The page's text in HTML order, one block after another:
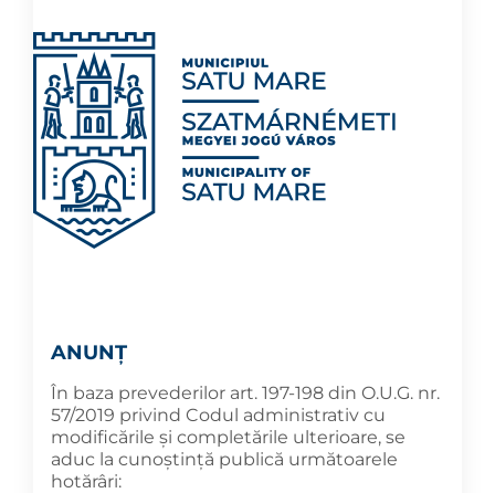
ANUNȚ
În baza prevederilor art. 197-198 din O.U.G. nr.
57/2019 privind Codul administrativ cu
modificările și completările ulterioare, se
aduc la cunoştinţă publică următoarele
hotărâri: